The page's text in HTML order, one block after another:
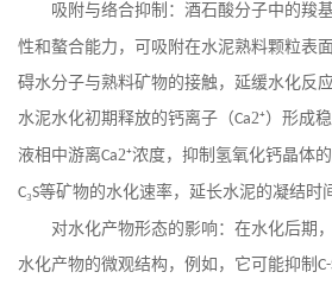
吸附与络合抑制：酒石酸分子中的羧
性和螯合能力，可吸附在水泥熟料颗粒表
碍水分子与熟料矿物的接触，延缓水化反
水泥水化初期释放的钙离子（Ca2⁺）形成
液相中游离Ca2⁺浓度，抑制氢氧化钙晶体
C₃S等矿物的水化速率，延长水泥的凝结时
对水化产物形态的影响：在水化后期
水化产物的微观结构，例如，它可能抑制